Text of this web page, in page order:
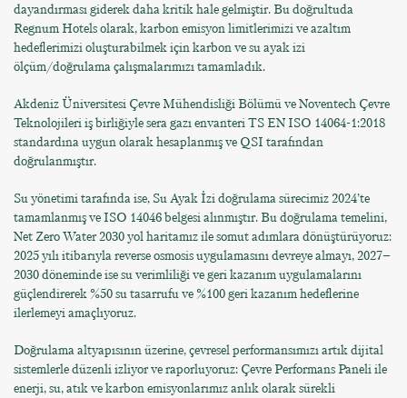
dayandırması giderek daha kritik hale gelmiştir. Bu doğrultuda
Regnum Hotels olarak, karbon emisyon limitlerimizi ve azaltım
hedeflerimizi oluşturabilmek için karbon ve su ayak izi
ölçüm/doğrulama çalışmalarımızı tamamladık.
Akdeniz Üniversitesi Çevre Mühendisliği Bölümü ve Noventech Çevre
Teknolojileri iş birliğiyle sera gazı envanteri TS EN ISO 14064-1:2018
standardına uygun olarak hesaplanmış ve QSI tarafından
doğrulanmıştır.
Su yönetimi tarafında ise, Su Ayak İzi doğrulama sürecimiz 2024’te
tamamlanmış ve ISO 14046 belgesi alınmıştır. Bu doğrulama temelini,
Net Zero Water 2030 yol haritamız ile somut adımlara dönüştürüyoruz:
2025 yılı itibarıyla reverse osmosis uygulamasını devreye almayı, 2027–
2030 döneminde ise su verimliliği ve geri kazanım uygulamalarını
güçlendirerek %50 su tasarrufu ve %100 geri kazanım hedeflerine
ilerlemeyi amaçlıyoruz.
Doğrulama altyapısının üzerine, çevresel performansımızı artık dijital
sistemlerle düzenli izliyor ve raporluyoruz: Çevre Performans Paneli ile
enerji, su, atık ve karbon emisyonlarımız anlık olarak sürekli